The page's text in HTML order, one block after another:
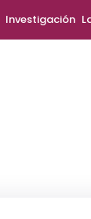
Investigación